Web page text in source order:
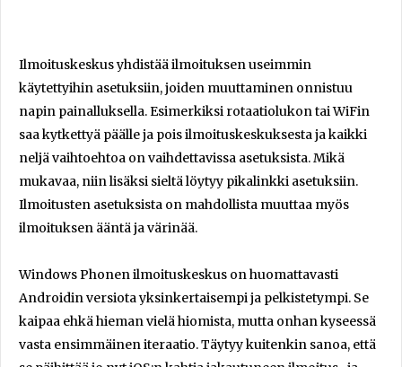
Ilmoituskeskus yhdistää ilmoituksen useimmin
käytettyihin asetuksiin, joiden muuttaminen onnistuu
napin painalluksella. Esimerkiksi rotaatiolukon tai WiFin
saa kytkettyä päälle ja pois ilmoituskeskuksesta ja kaikki
neljä vaihtoehtoa on vaihdettavissa asetuksista. Mikä
mukavaa, niin lisäksi sieltä löytyy pikalinkki asetuksiin.
Ilmoitusten asetuksista on mahdollista muuttaa myös
ilmoituksen ääntä ja värinää.
Windows Phonen ilmoituskeskus on huomattavasti
Androidin versiota yksinkertaisempi ja pelkistetympi. Se
kaipaa ehkä hieman vielä hiomista, mutta onhan kyseessä
vasta ensimmäinen iteraatio. Täytyy kuitenkin sanoa, että